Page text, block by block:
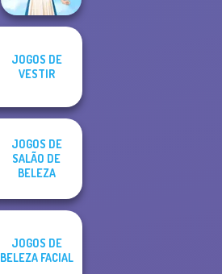
JOGOS DE
VESTIR
JOGOS DE
SALÃO DE
BELEZA
JOGOS DE
BELEZA FACIAL